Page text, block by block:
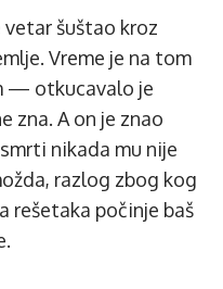
vetar šuštao kroz
Vreme je na tom
— otkucavalo je
zna. A on je znao
nikada mu nije
razlog zbog kog
rešetaka počinje baš